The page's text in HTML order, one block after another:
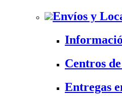
Envíos y
Centros
Entregas